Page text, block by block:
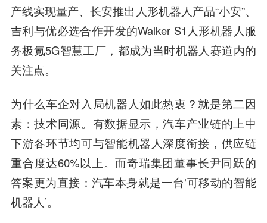
产线实现量产、长安推出人形机器人产品“小安”、
吉利与优必选合作开发的Walker S1人形机器人服
务极氪5G智慧工厂，都成为当时机器人赛道内的
关注点。
为什么车企对入局机器人如此热衷？就是第二因
素：技术同源。有数据显示，汽车产业链的上中
下游各环节均可与智能机器人深度衔接，供应链
重合度达60%以上。而奇瑞集团董事长尹同跃的
答案更为直接：汽车本身就是一台‘可移动的智能
机器人’。